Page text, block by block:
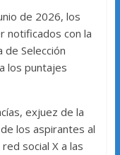
de 2026, los
notificados con la
de Selección
los puntajes
exjuez de la
los aspirantes al
social X a las